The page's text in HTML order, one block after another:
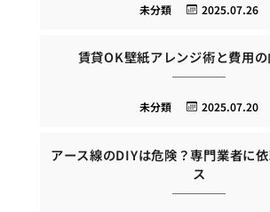
2025.07.26
未分類
賃貸OK壁紙アレンジ術と費用
2025.07.20
未分類
アース線のDIYは危険？専門業者に
ス